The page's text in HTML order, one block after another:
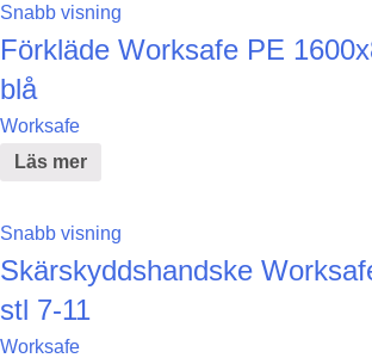
Snabb visning
Förkläde Worksafe PE
blå
Worksafe
Läs mer
Snabb visning
Skärskyddshandske
stl 7-11
Worksafe